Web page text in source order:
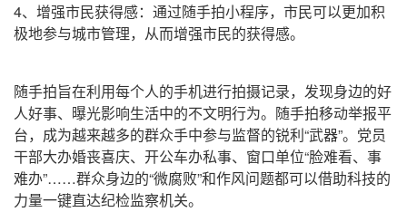
4、增强市民获得感：通过随手拍小程序，市民可以更加积
极地参与城市管理，从而增强市民的获得感。
随手拍旨在利用每个人的手机进行拍摄记录，发现身边的好
人好事、曝光影响生活中的不文明行为。随手拍移动举报平
台，成为越来越多的群众手中参与监督的锐利“武器”。党员
干部大办婚丧喜庆、开公车办私事、窗口单位“脸难看、事
难办”……群众身边的“微腐败”和作风问题都可以借助科技的
力量一键直达纪检监察机关。